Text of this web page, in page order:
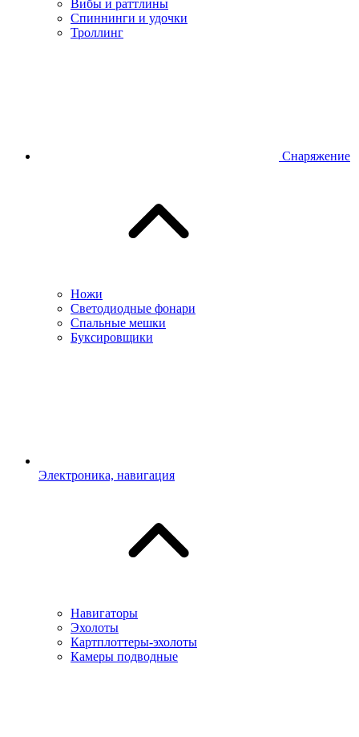
Вибы и раттлины
Спиннинги и удочки
Троллинг
Снаряжение
Ножи
Светодиодные фонари
Спальные мешки
Буксировщики
Электроника, навигация
Навигаторы
Эхолоты
Картплоттеры-эхолоты
Камеры подводные